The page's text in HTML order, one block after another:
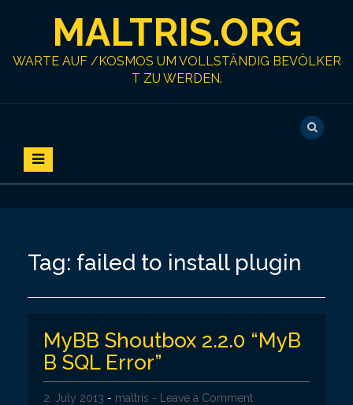
MALTRIS.ORG
WARTE AUF /KOSMOS UM VOLLSTÄNDIG BEVÖLKER
T ZU WERDEN.
Tag: failed to install plugin
MyBB Shoutbox 2.2.0 “MyB
B SQL Error”
2. July 2013 - maltris - Leave a Comment